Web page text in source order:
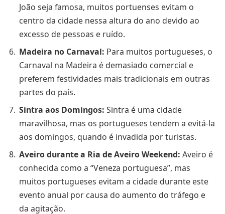
João seja famosa, muitos portuenses evitam o
centro da cidade nessa altura do ano devido ao
excesso de pessoas e ruído.
Madeira no Carnaval: Para muitos portugueses, o
Carnaval na Madeira é demasiado comercial e
preferem festividades mais tradicionais em outras
partes do país.
Sintra aos Domingos: Sintra é uma cidade
maravilhosa, mas os portugueses tendem a evitá-la
aos domingos, quando é invadida por turistas.
Aveiro durante a Ria de Aveiro Weekend: Aveiro é
conhecida como a “Veneza portuguesa”, mas
muitos portugueses evitam a cidade durante este
evento anual por causa do aumento do tráfego e
da agitação.